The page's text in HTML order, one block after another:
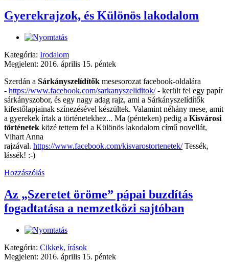
Gyerekrajzok, és Különös lakodalom
Kategória: Irodalom
Megjelent: 2016. április 15. péntek
Szerdán a Sárkányszelídítők mesesorozat facebook-oldalára
- https://www.facebook.com/sarkanyszeliditok/- került fel egy papír
sárkányszobor, és egy nagy adag rajz, ami a Sárkányszelídítők
kifestőlapjainak színezésével készültek. Valamint néhány mese, amit
a gyerekek írtak a történetekhez... Ma (pénteken) pedig a Kisvárosi
történetek közé tettem fel a Különös lakodalom című novellát,
Vihart Anna
rajzával. https://www.facebook.com/kisvarostortenetek/Tessék,
lássék! :-)
Hozzászólás
Az „Szeretet öröme” pápai buzdítás
fogadtatása a nemzetközi sajtóban
Kategória: Cikkek, írások
Megjelent: 2016. április 15. péntek